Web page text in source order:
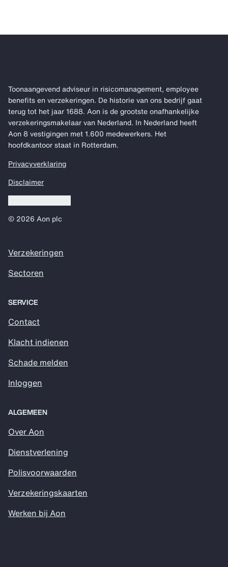
Toonaangevend adviseur in risicomanagement, employee
benefits en verzekeringen. De historie van ons bedrijf gaat
terug tot het jaar 1688. Aon is de grootste onafhankelijke
verzekeringsmakelaar van Nederland. In Nederland heeft
Aon 8 vestigingen met 1.600 medewerkers. Het
hoofdkantoor staat in Rotterdam.
Privacyverklaring
Disclaimer
© 2026 Aon plc
Verzekeringen
Sectoren
SERVICE
Contact
Klacht indienen
Schade melden
Inloggen
ALGEMEEN
Over Aon
Dienstverlening
Polisvoorwaarden
Verzekeringskaarten
Werken bij Aon